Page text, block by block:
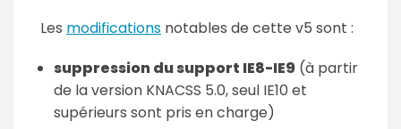
Les modifications notables de cette v5 sont :
suppression du support IE8-IE9 (à partir
de la version KNACSS 5.0, seul IE10 et
supérieurs sont pris en charge)